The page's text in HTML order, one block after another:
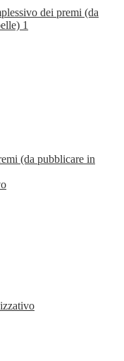
dei premi (da
1
(da pubblicare in